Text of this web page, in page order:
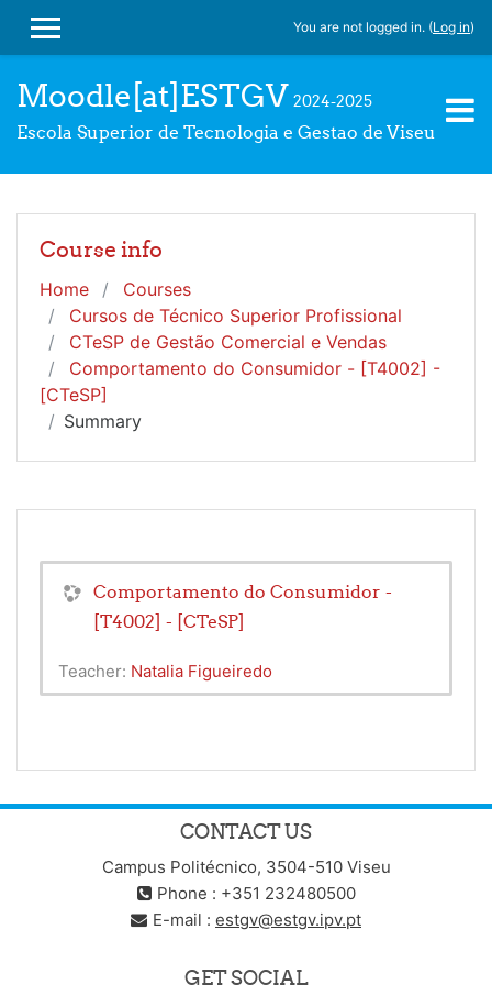
SIDE PANEL
You are not logged in. (Log in)
Moodle[at]ESTGV 2024-2025
Escola Superior de Tecnologia e Gestao de Viseu
Course info
Home
Courses
Cursos de Técnico Superior Profissional
CTeSP de Gestão Comercial e Vendas
Comportamento do Consumidor - [T4002] -
[CTeSP]
Summary
Comportamento do Consumidor -
[T4002] - [CTeSP]
Teacher: Natalia Figueiredo
CONTACT US
Campus Politécnico, 3504-510 Viseu
Phone : +351 232480500
E-mail : estgv@estgv.ipv.pt
GET SOCIAL